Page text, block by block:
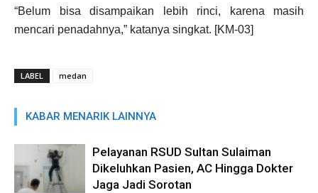
“Belum bisa disampaikan lebih rinci, karena masih
mencari penadahnya,” katanya singkat. [KM-03]
LABEL medan
KABAR MENARIK LAINNYA
Pelayanan RSUD Sultan Sulaiman
Dikeluhkan Pasien, AC Hingga Dokter
Jaga Jadi Sorotan